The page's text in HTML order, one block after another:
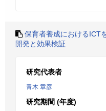
保育者養成におけるICT
開発と効果検証
研究代表者
青木 章彦
研究期間 (年度)